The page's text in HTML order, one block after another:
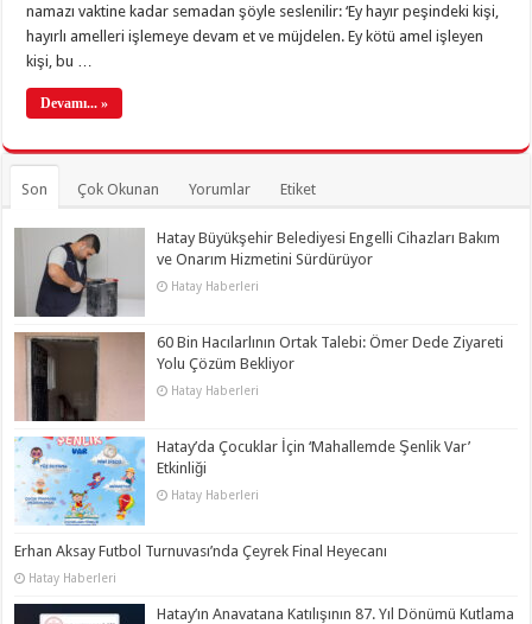
namazı vaktine kadar semadan şöyle seslenilir: ‘Ey hayır peşindeki kişi,
hayırlı amelleri işlemeye devam et ve müjdelen. Ey kötü amel işleyen
kişi, bu …
Devamı... »
Son Çok Okunan Yorumlar Etiket
Hatay Büyükşehir Belediyesi Engelli Cihazları Bakım
ve Onarım Hizmetini Sürdürüyor
Hatay Haberleri
60 Bin Hacılarlının Ortak Talebi: Ömer Dede Ziyareti
Yolu Çözüm Bekliyor
Hatay Haberleri
Hatay’da Çocuklar İçin ‘Mahallemde Şenlik Var’
Etkinliği
Hatay Haberleri
Erhan Aksay Futbol Turnuvası’nda Çeyrek Final Heyecanı
Hatay Haberleri
Hatay’ın Anavatana Katılışının 87. Yıl Dönümü Kutlama